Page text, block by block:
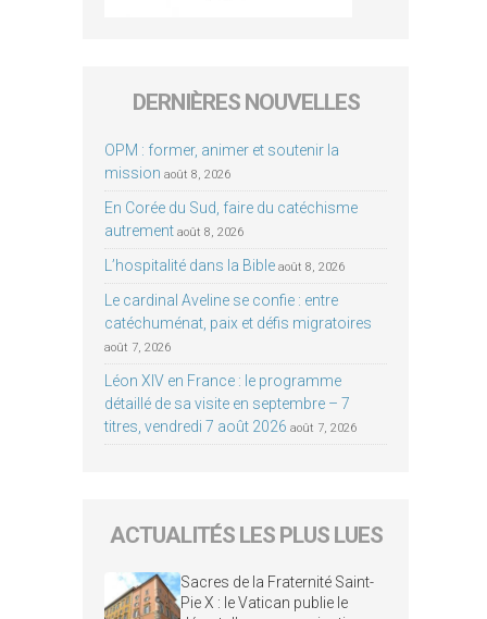
DERNIÈRES NOUVELLES
OPM : former, animer et soutenir la
mission août 8, 2026
En Corée du Sud, faire du catéchisme
autrement août 8, 2026
L’hospitalité dans la Bible août 8, 2026
Le cardinal Aveline se confie : entre
catéchuménat, paix et défis migratoires
août 7, 2026
Léon XIV en France : le programme
détaillé de sa visite en septembre – 7
titres, vendredi 7 août 2026 août 7, 2026
ACTUALITÉS LES PLUS LUES
Sacres de la Fraternité Saint-
Pie X : le Vatican publie le